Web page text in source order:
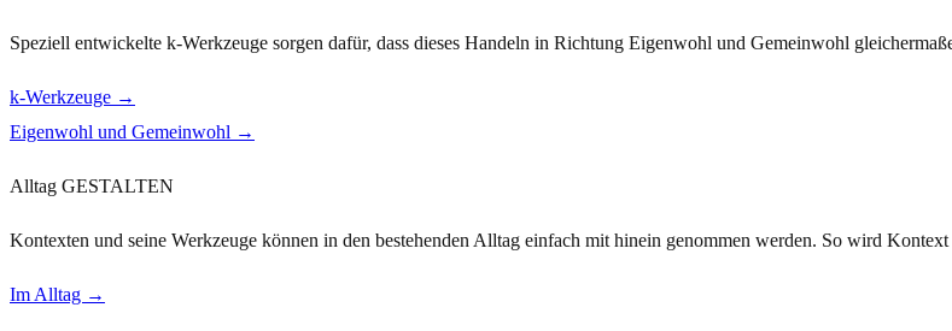
Speziell entwickelte k-Werkzeuge sorgen dafür, dass dieses Handeln in Richtung Eigenwohl und Gemeinwohl
k-Werkzeuge →
Eigenwohl und Gemeinwohl →
Alltag GESTALTEN
Kontexten und seine Werkzeuge können in den bestehenden Alltag einfach mit hinein genommen werden. So wird Kontext
Im Alltag →